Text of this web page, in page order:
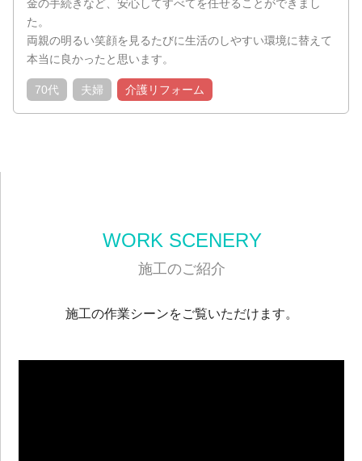
金の手続きなど、安心してすべてを任せることができまし
た。
両親の明るい笑顔を見るたびに生活のしやすい環境に替えて
本当に良かったと思います。
70代 夫婦 介護リフォーム
WORK SCENERY
施工のご紹介
施工の作業シーンをご覧いただけます。